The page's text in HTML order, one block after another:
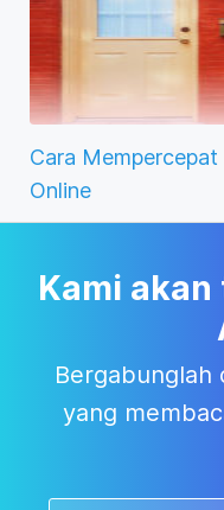
Cara
Online
Kami
Bergabunglah
yang